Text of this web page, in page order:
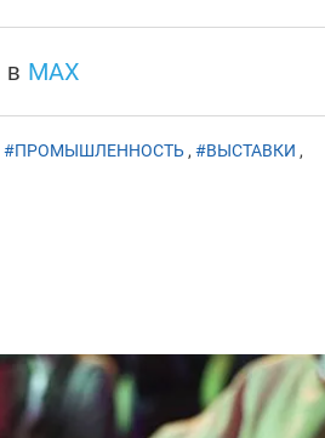
в MAX
#ПРОМЫШЛЕННОСТЬ, #ВЫСТАВКИ ,